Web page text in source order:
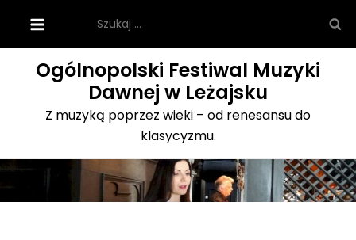
content
Ogólnopolski Festiwal Muzyki
Dawnej w Leżajsku
Z muzyką poprzez wieki – od renesansu do
klasycyzmu.